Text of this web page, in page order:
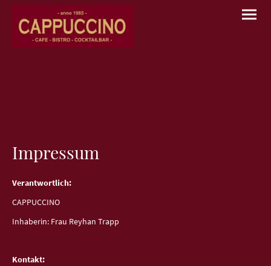
Impressum
Verantwortlich:
CAPPUCCINO
Inhaberin: Frau Reyhan Trapp
Kontakt: